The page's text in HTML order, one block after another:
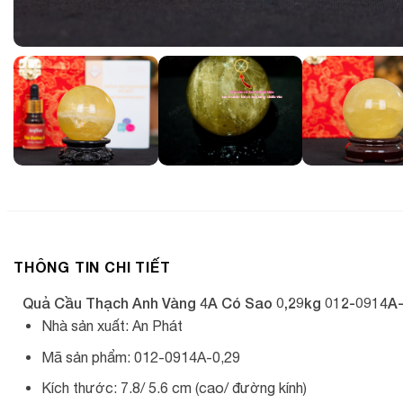
THÔNG TIN CHI TIẾT
Quả Cầu Thạch Anh Vàng 4A Có Sao 0,29kg 012-
Nhà sản xuất: An Phát
Mã sản phẩm: 012-0914A-0,29
Kích thước: 7.8/ 5.6 cm (cao/ đường kính)